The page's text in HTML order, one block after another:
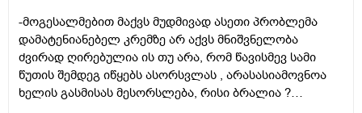
რომელიც თან ხსშრად მცვივა <3 ვარ 25 წლის,
მადლობა
-მოგესალმებით მაქვს მუდმივად ასეთი პრობლემა
დამატენიანებელ კრემზე არ აქვს მნიშვნელობა
ძვირად ღირებულია ის თუ არა, რომ წავისმევ სამი
წუთის შემდეგ იწყებს ასორსვლას , არასასიამოვნოა
ხელის გასმისას მესორსლება, რისი ბრალია ?